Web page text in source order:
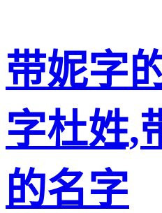
带妮字
字杜姓,
的名字